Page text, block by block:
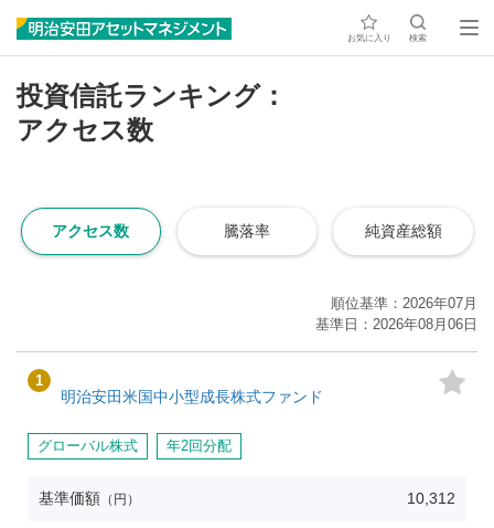
お気に入り 検索
投資信託ランキング：
アクセス数
アクセス数 騰落率 純資産総額